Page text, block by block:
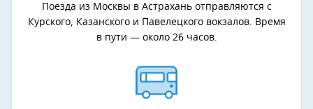
Поезда из Москвы в Астрахань отправляются с
Курского, Казанского и Павелецкого вокзалов. Время
в пути — около 26 часов.